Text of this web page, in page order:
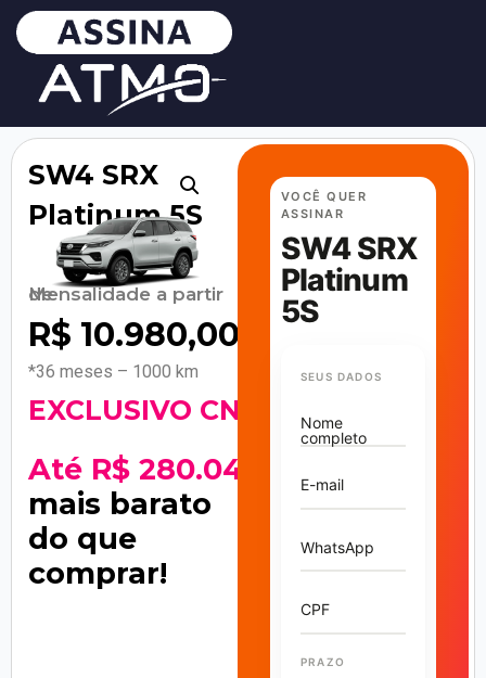
SW4 SRX
Platinum 5S
Mensalidade a partir de
R$ 10.980,00 /mês
*36 meses – 1000 km
EXCLUSIVO CNPJ!
Até R$ 280.044
mais barato
do que
comprar!
VOCÊ QUER
ASSINAR
SW4 SRX
Platinum
5S
SEUS DADOS
Nome
completo
E-mail
WhatsApp
CPF
PRAZO